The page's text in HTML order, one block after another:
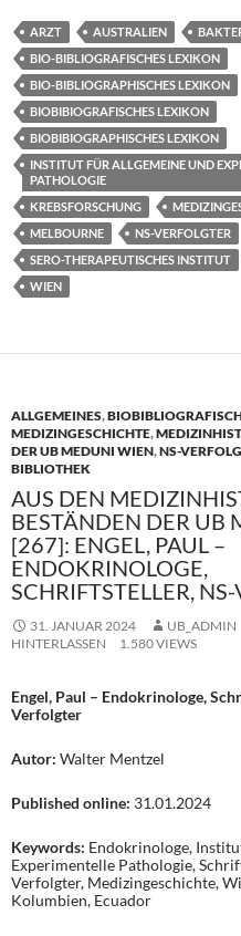
e
b
o
o
k
to
d
o
n
ail le
n
ARZT AUSTRALIEN
BIO-BIBLIOGRAFISCHES LEXIKON
BIO-BIBLIOGRAPHISCHES LEXIKON
BIOBIBIOGRAFISCHES LEXIKON
BIOBIBIOGRAPHISCHES LEXIKON
INSTITUT FÜR ALLGEMEINE UND
PATHOLOGIE
KREBSFORSCHUNG
MELBOURNE
NS-VERFOLGTER
SERO-THERAPEUTISCHES INSTITUT
WIEN
ALLGEMEINES,
MEDIZINGESCHICHTE,
DER UB MEDUNI WIEN,NS-
BIBLIOTHEK
AUS DEN
BESTÄNDEN DER UB
[267]: ENGEL, PAUL –
ENDOKRINOLOGE,
SCHRIFTSTELLER,
31. JANUAR 2024 UB_ADMIN
HINTERLASSEN
1.580 VIEWS
Engel, Paul – Endokrinologe,
Verfolgter
Autor: Walter Mentzel
Published online: 31.01.2024
Keywords: Endokrinologe,
Experimentelle Pathologie,
Verfolgter, Medizingeschichte,
Kolumbien, Ecuador